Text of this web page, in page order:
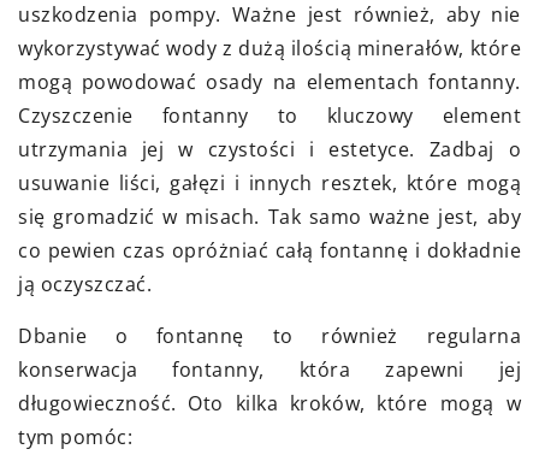
uszkodzenia pompy. Ważne jest również, aby nie
wykorzystywać wody z dużą ilością minerałów, które
mogą powodować osady na elementach fontanny.
Czyszczenie fontanny to kluczowy element
utrzymania jej w czystości i estetyce. Zadbaj o
usuwanie liści, gałęzi i innych resztek, które mogą
się gromadzić w misach. Tak samo ważne jest, aby
co pewien czas opróżniać całą fontannę i dokładnie
ją oczyszczać.
Dbanie o fontannę to również regularna
konserwacja fontanny, która zapewni jej
długowieczność. Oto kilka kroków, które mogą w
tym pomóc: